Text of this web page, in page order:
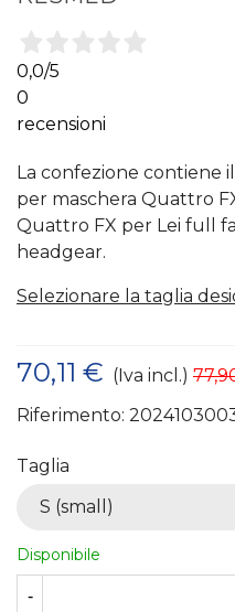
0,0/5
0
recensioni
La confezione contiene il
per maschera Quattro
Quattro FX per Lei full
headgear.
Selezionare la taglia
70,11 € (Iva incl.)
Riferimento:
Taglia
Disponibile
-